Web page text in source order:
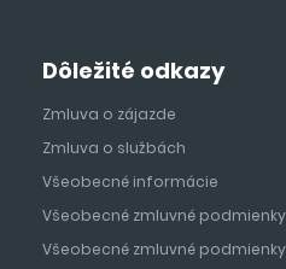
Dôležité odkazy
Zmluva o zájazde
Zmluva o službách
Všeobecné informácie
Všeobecné zmluvné
Všeobecné zmluvné